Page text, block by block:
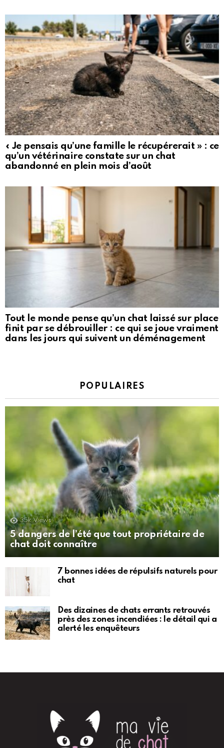
« Je pensais qu’une famille le récupérerait » : ce
qu’un vétérinaire constate sur un chat
abandonné en plein mois d’août
Tout le monde pense qu’un chat laissé sur place
finit par se débrouiller : ce qui se joue vraiment
dans les jours qui suivent un déménagement
POPULAIRES
35k Views
5 dangers de l’été que tout propriétaire de
chat doit connaître
7 bonnes idées de répulsifs naturels pour
chat
Des dizaines de chats errants retrouvés
près des zones incendiées : le détail qui a
alerté les enquêteurs